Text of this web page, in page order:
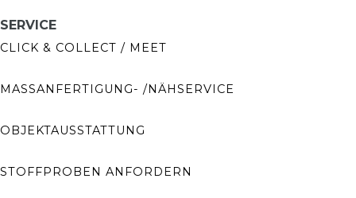
SERVICE
CLICK & COLLECT / MEET
MASSANFERTIGUNG- /NÄHSERVICE
OBJEKTAUSSTATTUNG
STOFFPROBEN ANFORDERN